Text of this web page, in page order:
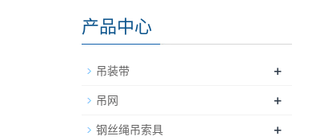
产品中心
吊装带 +
吊网 +
钢丝绳吊索具 +